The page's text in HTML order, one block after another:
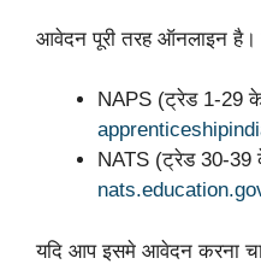
आवेदन पूरी तरह ऑनलाइन है।
NAPS (ट्रेड 1-29
NATS (ट्रेड 30-39
यदि आप इसमे आवेदन करना